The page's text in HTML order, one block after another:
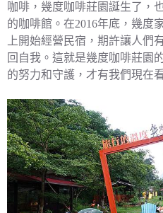
咖啡，幾度咖啡莊園誕生了，
的咖啡館。在2016年底，幾度
上開始經營民宿，期許讓人們
回自我。這就是幾度咖啡莊園
的努力和守護，才有我們現在